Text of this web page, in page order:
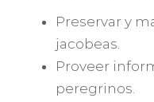
Preservar y
jacobeas.
Proveer
peregrinos.